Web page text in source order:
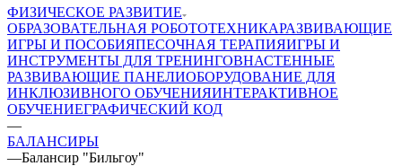
ФИЗИЧЕСКОЕ РАЗВИТИЕ
ОБРАЗОВАТЕЛЬНАЯ РОБОТОТЕХНИКАРАЗВИВАЮЩИЕ
ИГРЫ И ПОСОБИЯПЕСОЧНАЯ ТЕРАПИЯИГРЫ И
ИНСТРУМЕНТЫ ДЛЯ ТРЕНИНГОВНАСТЕННЫЕ
РАЗВИВАЮЩИЕ ПАНЕЛИОБОРУДОВАНИЕ ДЛЯ
ИНКЛЮЗИВНОГО ОБУЧЕНИЯИНТЕРАКТИВНОЕ
ОБУЧЕНИЕГРАФИЧЕСКИЙ КОД
—
БАЛАНСИРЫ
—Балансир "Бильгоу"